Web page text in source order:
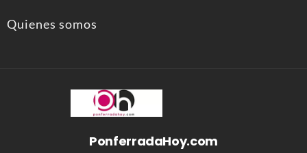
Quienes somos
PonferradaHoy.com